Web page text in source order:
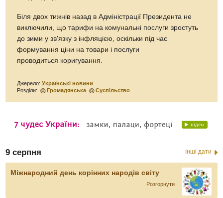
Біля двох тижнів назад в Адміністрації Президента не
виключили, що тарифи на комунальні послуги зростуть
до зими у зв'язку з інфляцією, оскільки під час
формування ціни на товари і послуги
проводиться коригування.
Джерело:Українські новини
Розділи:
Громадянська Суспільство
9 серпня Інші дати
Міжнародний день корінних народів світу
Розгорнути